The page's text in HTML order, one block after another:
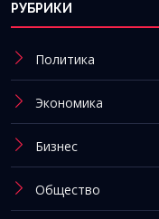
РУБРИКИ
Политика
Экономика
Бизнес
Общество